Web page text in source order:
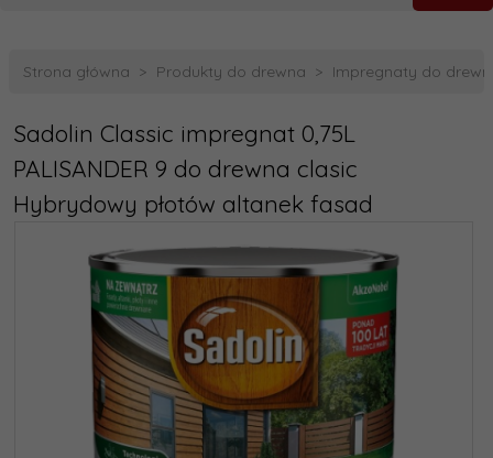
Strona główna Produkty do drewna Impregnaty do
Sadolin Classic impregnat 0,75L
PALISANDER 9 do drewna clasic
Hybrydowy płotów altanek fasad